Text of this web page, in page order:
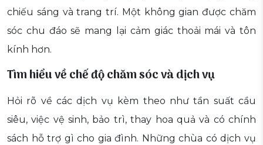
chiếu sáng và trang trí. Một không gian được chăm
sóc chu đáo sẽ mang lại cảm giác thoải mái và tôn
kính hơn.
Tìm hiểu về chế độ chăm sóc và dịch vụ
Hỏi rõ về các dịch vụ kèm theo như tần suất cầu
siêu, việc vệ sinh, bảo trì, thay hoa quả và có chính
sách hỗ trợ gì cho gia đình. Những chùa có dịch vụ